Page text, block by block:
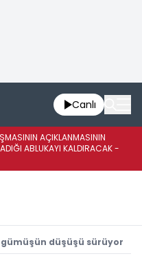
Canlı
AÇIKLANMASININ
ABLUKAYI KALDIRACAK -
gümüşün düşüşü sürüyor